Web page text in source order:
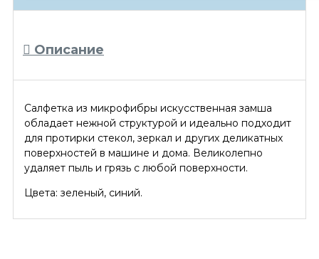
Описание
Салфетка из микрофибры искусственная замша
обладает нежной структурой и идеально подходит
для протирки стекол, зеркал и других деликатных
поверхностей в машине и дома. Великолепно
удаляет пыль и грязь с любой поверхности.
Цвета: зеленый, синий.